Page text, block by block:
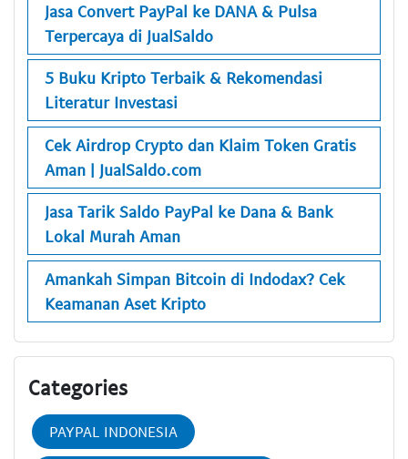
Jasa Convert PayPal ke DANA & Pulsa
Terpercaya di JualSaldo
5 Buku Kripto Terbaik & Rekomendasi
Literatur Investasi
Cek Airdrop Crypto dan Klaim Token Gratis
Aman | JualSaldo.com
Jasa Tarik Saldo PayPal ke Dana & Bank
Lokal Murah Aman
Amankah Simpan Bitcoin di Indodax? Cek
Keamanan Aset Kripto
Categories
PAYPAL INDONESIA